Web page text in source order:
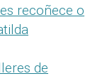
recoñece o
de